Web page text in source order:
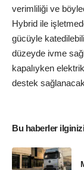
verimliliği ve
Hybrid ile
gücüyle
düzeyde ivme
kapalıyken
destek
Bu haberler